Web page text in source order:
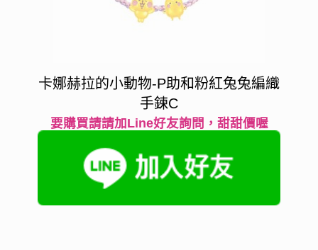
卡娜赫拉的小動物-P助和粉紅兔兔編織
手鍊C
要購買請請加Line好友詢問，甜甜價喔